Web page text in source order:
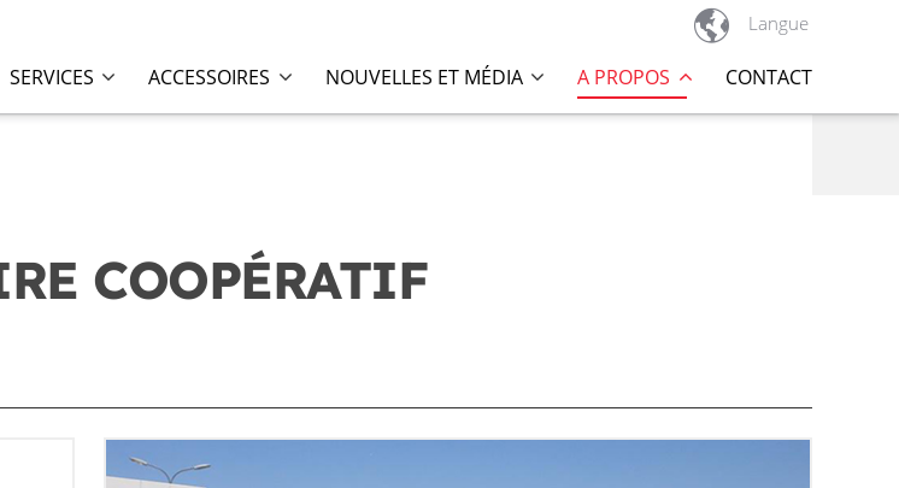
 Langue
SERVICES ACCESSOIRES NOUVELLES ET MÉDIA A PROPOS CONTACT
COOPÉRATIF